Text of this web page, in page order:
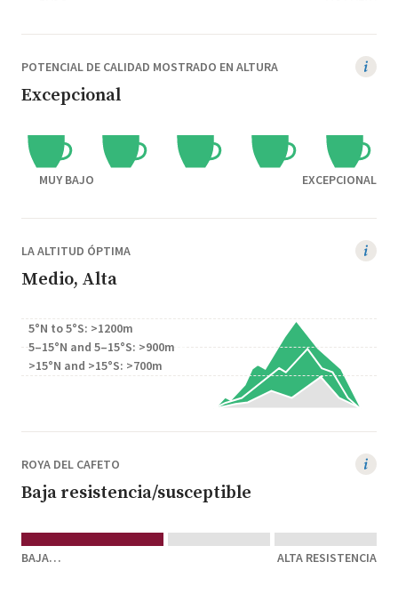
POTENCIAL DE CALIDAD MOSTRADO EN ALTURA
Excepcional
MUY BAJO EXCEPCIONAL
LA ALTITUD ÓPTIMA
Medio, Alta
5°N to 5°S: >1200m
5–15°N and 5–15°S: >900m
>15°N and >15°S: >700m
ROYA DEL CAFETO
Baja resistencia/susceptible
BAJA
ALTA RESISTENCIA